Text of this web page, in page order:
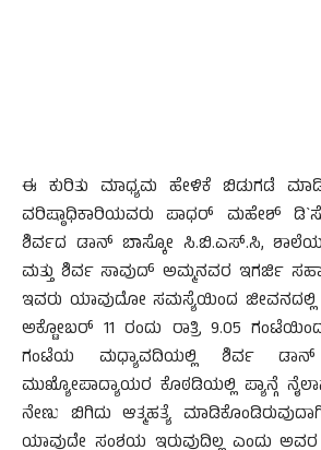
ಈ ಕುರಿತು ಮಾಧ್ಯಮ ಹೇಳಿಕೆ ಬಿಡುಗಡೆ
ವರಿಷ್ಠಾಧಿಕಾರಿಯವರು ಪಾಧರ್ ಮಹೇಶ್
ಶಿರ್ವದ ಡಾನ್ ಬಾಸ್ಕೋ ಸಿ.ಬಿ.ಎಸ್.ಸಿ, ಶಾಲೆಯ
ಮತ್ತು ಶಿರ್ವ ಸಾವುದ್ ಅಮ್ಮನವರ ಇಗರ್ಜಿ
ಇವರು ಯಾವುದೋ ಸಮಸ್ಯೆಯಿಂದ ಜೀವನದಲ್ಲಿ
ಅಕ್ಟೋಬರ್ 11 ರಂದು ರಾತ್ರಿ 9.05
ಗಂಟೆಯ ಮಧ್ಯಾವದಿಯಲ್ಲಿ ಶಿರ್ವ
ಮುಖ್ಯೋಪಾದ್ಯಾಯರ ಕೊಠಡಿಯಲ್ಲಿ ಪ್ಯಾನ್ಗೆ
ನೇಣು ಬಿಗಿದು ಆತ್ಮಹತ್ಯೆ
ಯಾವುದೇ ಸಂಶಯ ಇರುವುದಿಲ್ಲ ಎಂದು